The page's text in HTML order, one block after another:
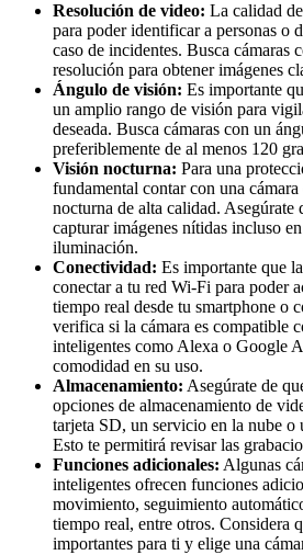
Resolución de video: La calidad
para poder identificar a personas o
caso de incidentes. Busca cámaras
resolución para obtener imágenes
Ángulo de visión: Es importante
un amplio rango de visión para
deseada. Busca cámaras con un
preferiblemente de al menos 120
Visión nocturna: Para una
fundamental contar con una
nocturna de alta calidad. Asegúrate
capturar imágenes nítidas incluso
iluminación.
Conectividad: Es importante que
conectar a tu red Wi-Fi para poder
tiempo real desde tu smartphone o
verifica si la cámara es compatible
inteligentes como Alexa o Google
comodidad en su uso.
Almacenamiento: Asegúrate de
opciones de almacenamiento de
tarjeta SD, un servicio en la nube o
Esto te permitirá revisar las
Funciones adicionales: Algunas
inteligentes ofrecen funciones
movimiento, seguimiento
tiempo real, entre otros. Considera
importantes para ti y elige una